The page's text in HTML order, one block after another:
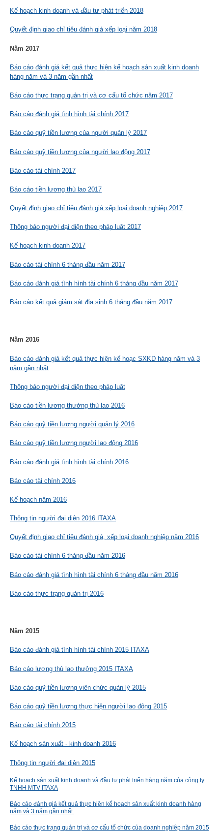
Kế hoạch kinh doanh và đầu tư phát triển 2018
Quyết định giao chỉ tiêu đánh giá xếp loại năm 2018
Năm 2017
Báo cáo đánh giá kết quả thực hiện kế hoạch sản xuất kinh doanh
hàng năm và 3 năm gần nhất
Báo cáo thực trạng quản trị và cơ cấu tổ chức năm 2017
Báo cáo đánh giá tình hình tài chính 2017
Báo cáo quỹ tiền lương của người quản lý 2017
Báo cáo quỹ tiền lương của người lao động 2017
Báo cáo tài chính 2017
Báo cáo tiền lương thù lao 2017
Quyết định giao chỉ tiêu đánh giá xếp loại doanh nghiệp 2017
Thông báo người đại diện theo pháp luật 2017
Kế hoạch kinh doanh 2017
Báo cáo tài chính 6 tháng đầu năm 2017
Báo cáo đánh giá tình hình tài chính 6 tháng đầu năm 2017
Báo cáo kết quả giám sát địa sinh 6 tháng đầu năm 2017
Năm 2016
Báo cáo đánh giá kết quả thực hiện kế hoạc SXKD hàng năm và 3
năm gần nhất
Thông báo người đại diện theo pháp luật
Báo cáo tiền lương thưởng thù lao 2016
Báo cáo quỹ tiền lương người quản lý 2016
Báo cáo quỹ tiền lương người lao động 2016
Báo cáo đánh giá tình hình tài chính 2016
Báo cáo tài chính 2016
Kế hoạch năm 2016
Thông tin người đại diện 2016 ITAXA
Quyết định giao chỉ tiêu đánh giá, xếp loại doanh nghiệp năm 2016
Báo cáo tài chính 6 tháng đầu năm 2016
Báo cáo đánh giá tình hình tài chính 6 tháng đầu năm 2016
Báo cáo thực trạng quản trị 2016
Năm 2015
Báo cáo đánh giá tình hình tài chính 2015 ITAXA
Báo cáo lương thù lao thưởng 2015 ITAXA
Báo cáo quỹ tiền lương viên chức quản lý 2015
Báo cáo quỹ tiền lương thực hiện người lao động 2015
Báo cáo tài chính 2015
Kế hoạch sản xuất - kinh doanh 2016
Thông tin người đại diện 2015
Kế hoạch sản xuất kinh doanh và đầu tư phát triển hàng năm của công ty
TNHH MTV ITAXA
Báo cáo đánh giá kết quả thực hiện kế hoạch sản xuất kinh doanh hàng
năm và 3 năm gần nhất.
Báo cáo thực trạng quản trị và cơ cấu tổ chức của doanh nghiệp năm 2015